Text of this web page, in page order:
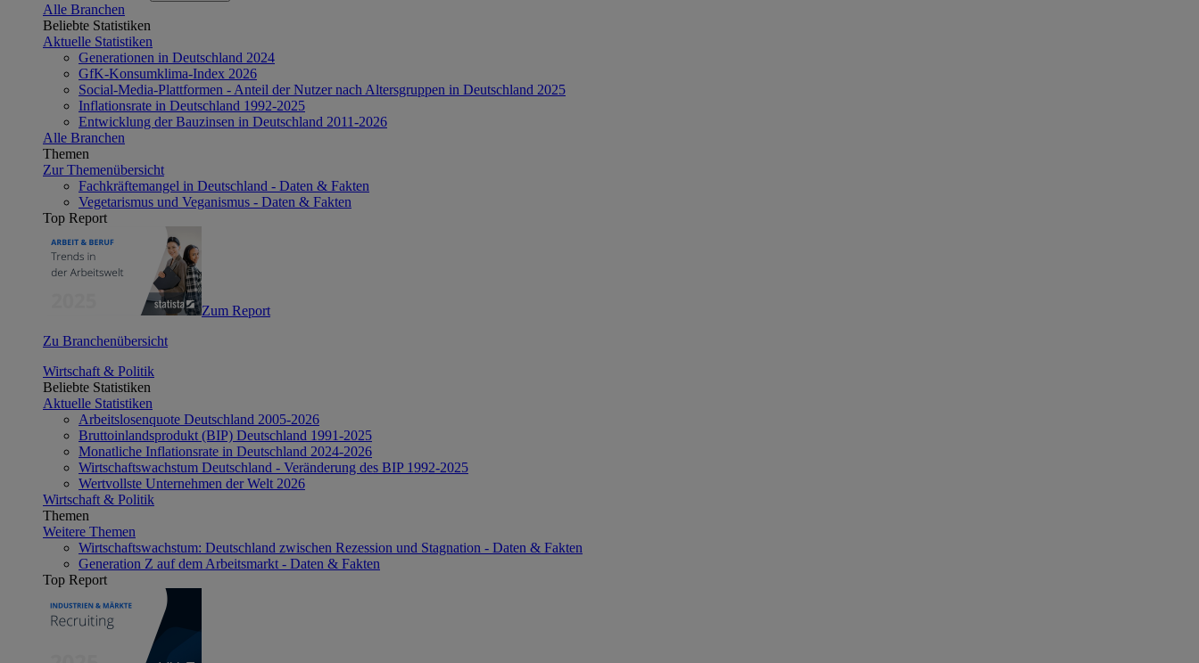
Alle Branchen
Beliebte Statistiken
Aktuelle Statistiken
Generationen in Deutschland 2024
GfK-Konsumklima-Index 2026
Social-Media-Plattformen - Anteil der Nutzer nach Altersgruppen in Deutschland 2025
Inflationsrate in Deutschland 1992-2025
Entwicklung der Bauzinsen in Deutschland 2011-2026
Alle Branchen
Themen
Zur Themenübersicht
Fachkräftemangel in Deutschland - Daten & Fakten
Vegetarismus und Veganismus - Daten & Fakten
Top Report
Zum Report
Zu Branchenübersicht
Wirtschaft & Politik
Beliebte Statistiken
Aktuelle Statistiken
Arbeitslosenquote Deutschland 2005-2026
Bruttoinlandsprodukt (BIP) Deutschland 1991-2025
Monatliche Inflationsrate in Deutschland 2024-2026
Wirtschaftswachstum Deutschland - Veränderung des BIP 1992-2025
Wertvollste Unternehmen der Welt 2026
Wirtschaft & Politik
Themen
Weitere Themen
Wirtschaftswachstum: Deutschland zwischen Rezession und Stagnation - Daten & Fakten
Generation Z auf dem Arbeitsmarkt - Daten & Fakten
Top Report